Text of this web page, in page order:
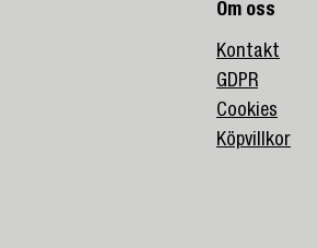
Om oss
Kontakt
GDPR
Cookies
Köpvillkor